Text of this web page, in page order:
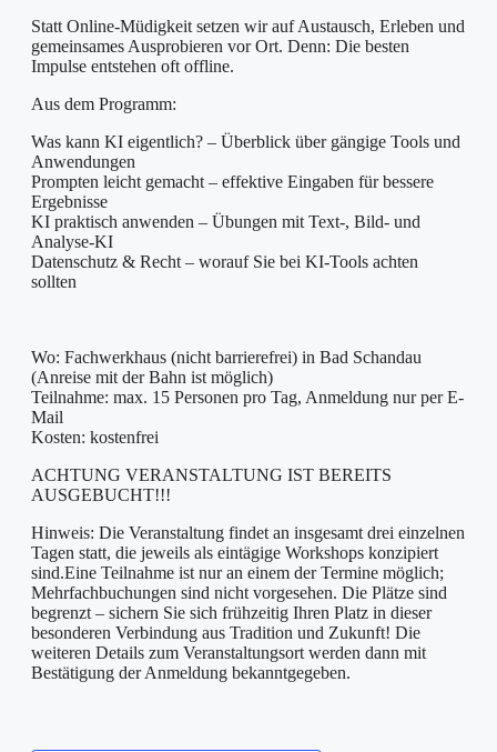
Statt Online-Müdigkeit setzen wir auf Austausch, Erleben und
gemeinsames Ausprobieren vor Ort. Denn: Die besten
Impulse entstehen oft offline.
Aus dem Programm:
Was kann KI eigentlich? – Überblick über gängige Tools und
Anwendungen
Prompten leicht gemacht – effektive Eingaben für bessere
Ergebnisse
KI praktisch anwenden – Übungen mit Text-, Bild- und
Analyse-KI
Datenschutz & Recht – worauf Sie bei KI-Tools achten
sollten
Wo: Fachwerkhaus (nicht barrierefrei) in Bad Schandau
(Anreise mit der Bahn ist möglich)
Teilnahme: max. 15 Personen pro Tag, Anmeldung nur per E-
Mail
Kosten: kostenfrei
ACHTUNG VERANSTALTUNG IST BEREITS
AUSGEBUCHT!!!
Hinweis: Die Veranstaltung findet an insgesamt drei einzelnen
Tagen statt, die jeweils als eintägige Workshops konzipiert
sind.Eine Teilnahme ist nur an einem der Termine möglich;
Mehrfachbuchungen sind nicht vorgesehen. Die Plätze sind
begrenzt – sichern Sie sich frühzeitig Ihren Platz in dieser
besonderen Verbindung aus Tradition und Zukunft! Die
weiteren Details zum Veranstaltungsort werden dann mit
Bestätigung der Anmeldung bekanntgegeben.